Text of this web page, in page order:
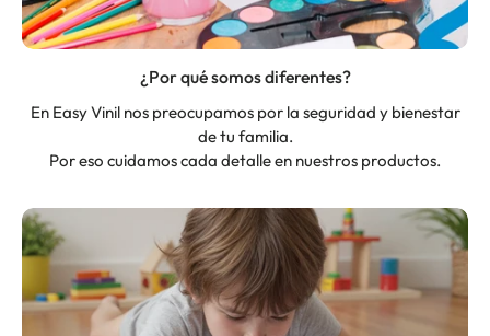
¿Por qué somos diferentes?
En Easy Vinil nos preocupamos por la seguridad y bienestar
de tu familia.
Por eso cuidamos cada detalle en nuestros productos.